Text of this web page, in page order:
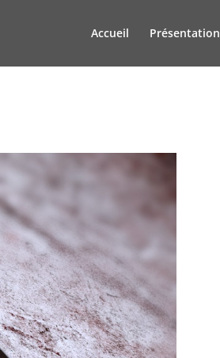
Accueil Présentation